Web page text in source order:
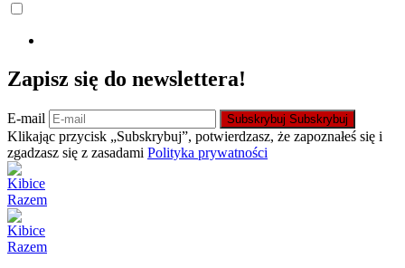
Zapisz się do newslettera!
E-mail Subskrybuj Subskrybuj
Klikając przycisk „Subskrybuj”, potwierdzasz, że zapoznałeś się i
zgadzasz się z zasadami Polityka prywatności